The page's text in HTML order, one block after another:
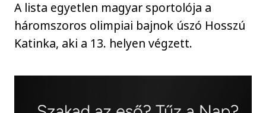
A lista egyetlen magyar sportolója a
háromszoros olimpiai bajnok úszó Hosszú
Katinka, aki a 13. helyen végzett.